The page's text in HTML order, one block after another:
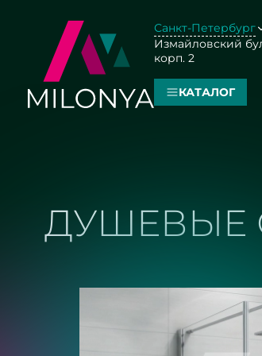
Санкт-Петербург
Измайловский
корп. 2
КАТАЛОГ
ДУШЕВЫЕ